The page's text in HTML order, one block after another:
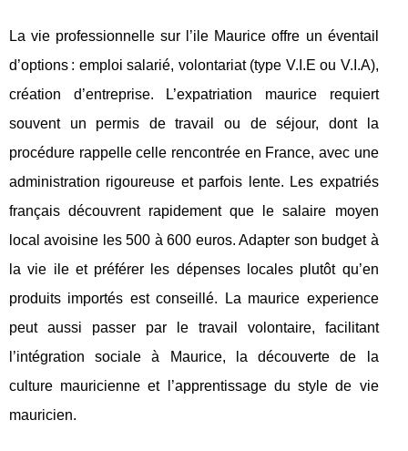
La vie professionnelle sur l’ile Maurice offre un éventail
d’options : emploi salarié, volontariat (type V.I.E ou V.I.A),
création d’entreprise. L’expatriation maurice requiert
souvent un permis de travail ou de séjour, dont la
procédure rappelle celle rencontrée en France, avec une
administration rigoureuse et parfois lente. Les expatriés
français découvrent rapidement que le salaire moyen
local avoisine les 500 à 600 euros. Adapter son budget à
la vie ile et préférer les dépenses locales plutôt qu’en
produits importés est conseillé. La maurice experience
peut aussi passer par le travail volontaire, facilitant
l’intégration sociale à Maurice, la découverte de la
culture mauricienne et l’apprentissage du style de vie
mauricien.